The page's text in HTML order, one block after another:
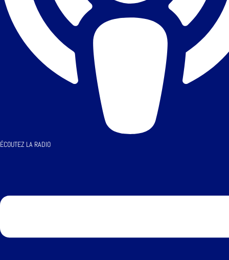
ÉCOUTEZ LA RADIO